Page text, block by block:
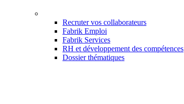
Recruter vos collaborateurs
Fabrik Emploi
Fabrik Services
RH et développement des compétences
Dossier thématiques